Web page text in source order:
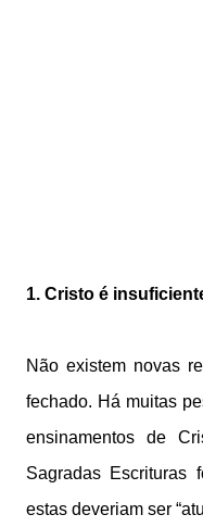
1. Cristo é
Não existem novas
fechado. Há muitas
ensinamentos de
Sagradas Escrituras
estas deveriam ser